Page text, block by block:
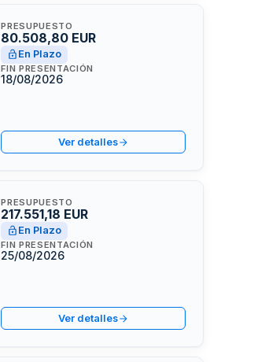
PRESUPUESTO
80.508,80 EUR
En Plazo
FIN PRESENTACIÓN
18/08/2026
Ver detalles
PRESUPUESTO
217.551,18 EUR
En Plazo
FIN PRESENTACIÓN
25/08/2026
Ver detalles